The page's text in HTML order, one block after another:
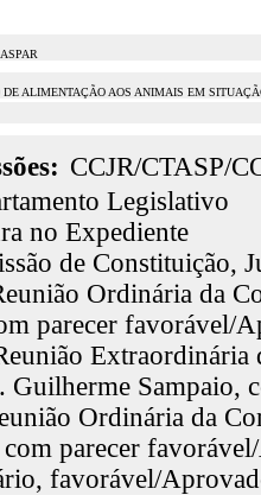
ALIMENTAÇÃO AOS ANIMAIS EM
CCJR/CTASP/
Legislativo
no Expediente
de Constituição,
Ordinária da
parecer favorável/
Guilherme Sampaio,
Ordinária da
parecer
favorável/